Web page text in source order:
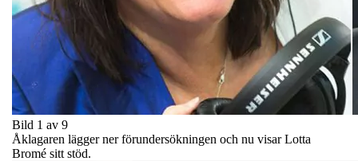
Bild 1 av 9
Åklagaren lägger ner förundersökningen och nu visar Lotta
Bromé sitt stöd.